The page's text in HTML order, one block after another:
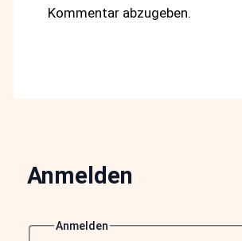
Kommentar abzugeben.
Anmelden
Anmelden